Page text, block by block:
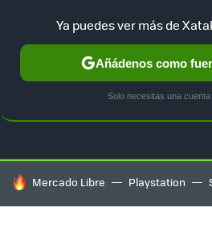
GUÍA DE COMPRAS
HOY SE HABLA DE
Mercado Libre Playstation
Ya puedes ver más de
Añádenos como
Solo necesitas una